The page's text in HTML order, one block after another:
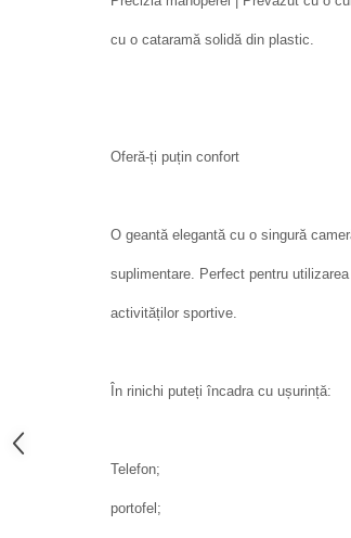
cu o cataramă solidă din plastic.
Oferă-ți puțin confort
O geantă elegantă cu o singură
suplimentare. Perfect pentru
activităților sportive.
În rinichi puteți încadra cu ușurință:
Telefon;
portofel;